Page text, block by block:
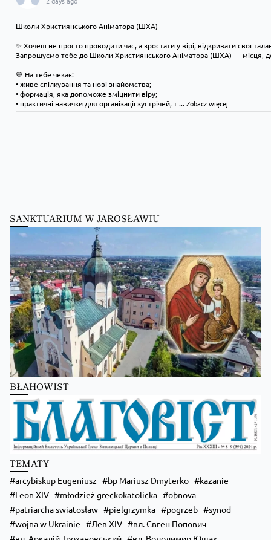
Школи Християнського Аніматора (ШХА)
✨ Хочеш не просто проводити час, а зростати у вірі, відкривати свої
Запрошуємо тебе до Школи Християнського Аніматора (ШХА) — місця,
💙 На тебе чекає:
• живе спілкування та нові знайомства;
• формація, яка допоможе зміцнити віру;
• практичні навички для організації зустрічей, т...Zobacz więcej
Kościół Greckokatolicki
2 days ago
Школи Християнського Аніматора (ШХА)
✨ Хочеш не просто проводити час, а зростати у вірі, відкривати свої
Запрошуємо тебе до Школи Християнського Аніматора (ШХА) — місця,
Більше на сайті...
Kościół Greckokatolicki
2 days ago
📅 21–22 серпня
📍 с. Гломча (біля Сянока)
Особливо чекаємо родини, але раді будемо кожному, незалежно від віку
На вас чекають:
🙏 Божественна Літургія;
📖 духовна наука;
🔥 вечірня ватра;
🧭 велика пригодницька гра;
SANKTUARIUM W JAROSŁAWIU
BŁAHOWIST
TEMATY
arcybiskup Eugeniusz bp Mariusz Dmyterko
kazanie
Leon XIV
młodzież greckokatolicka
obnova
patriarcha swiatosław
pielgrzymka pogrzeb
synod
wojna w Ukrainie
Лев XIV
вл. Євген Попович